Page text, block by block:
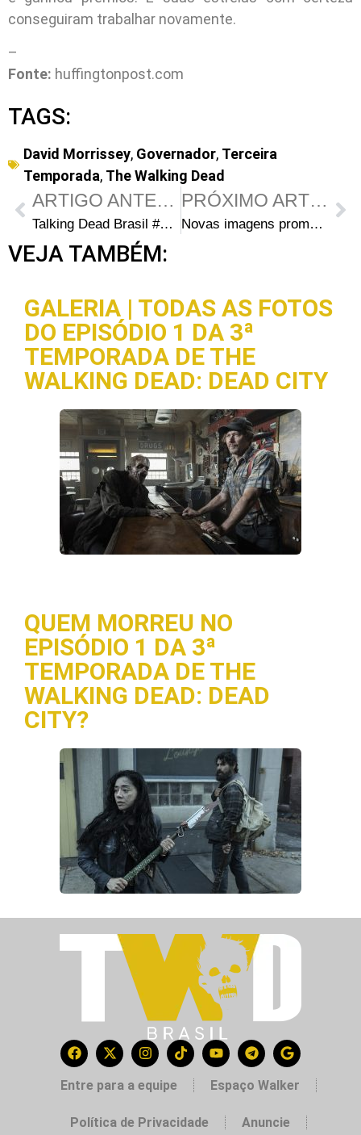
conseguiram trabalhar novamente.
–
Fonte: huffingtonpost.com
TAGS:
David Morrissey, Governador, Terceira
Temporada, The Walking Dead
ARTIGO ANTERIOR
Talking Dead Brasil #1 – Kevin Smith e Steven Yeun
PRÓXIMO ARTIGO
Novas imagens promocionais do episódio 3×10 – “Home” mostra Daryl Dixon em ação
VEJA TAMBÉM:
GALERIA | TODAS AS FOTOS
DO EPISÓDIO 1 DA 3ª
TEMPORADA DE THE
WALKING DEAD: DEAD CITY
QUEM MORREU NO
EPISÓDIO 1 DA 3ª
TEMPORADA DE THE
WALKING DEAD: DEAD
CITY?
Entre para a equipe Espaço Walker
Política de Privacidade Anuncie